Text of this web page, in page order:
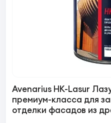
Avenarius HK-Lasur
премиум-класса для
отделки фасадов из